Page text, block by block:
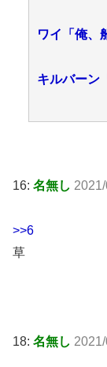
ワイ「俺、
キルバーン
16: 名無し
>>6
草
18: 名無し